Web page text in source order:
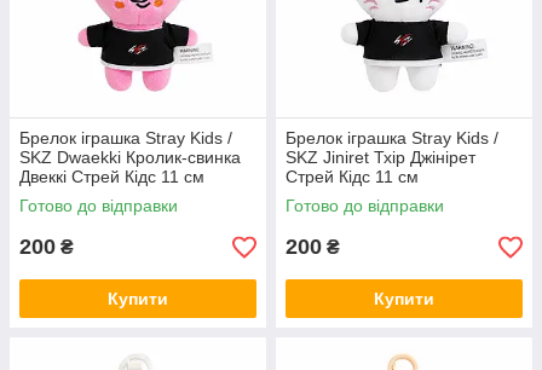
Брелок іграшка Stray Kids /
SKZ Dwaekki Кролик-свинка
Двеккі Стрей Кідс 11 см
Готово до відправки
200 ₴
Купити
Брелок іграшка Stray Kids /
SKZ Jiniret Тхір Джінірет
Стрей Кідс 11 см
Готово до відправки
200 ₴
Купити